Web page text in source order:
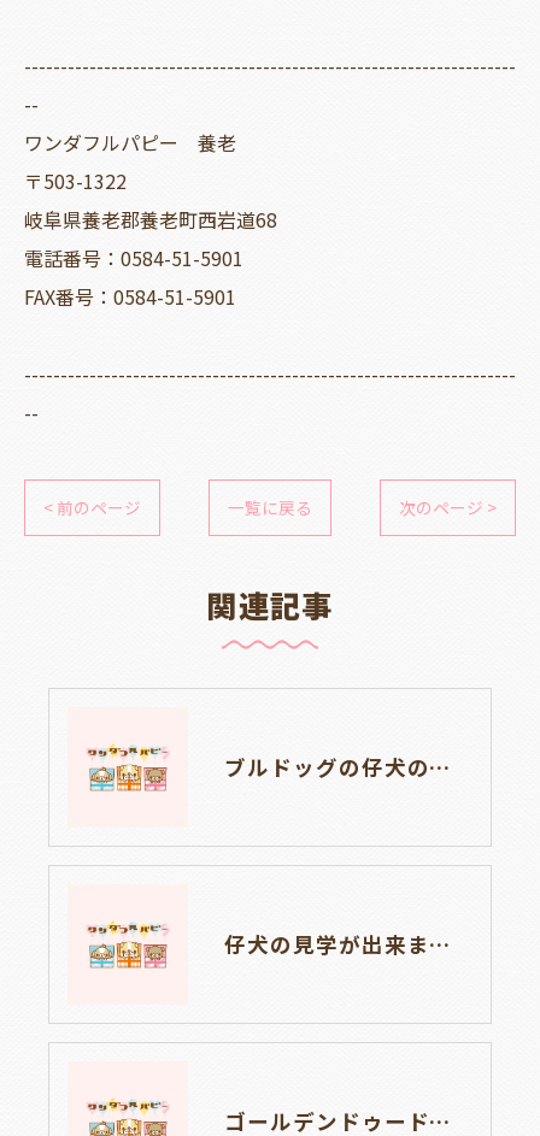
--------------------------------------------------------------------
--
ワンダフルパピー 養老
〒503-1322
岐阜県養老郡養老町西岩道68
電話番号：0584-51-5901
FAX番号：0584-51-5901
--------------------------------------------------------------------
--
< 前のページ 一覧に戻る 次のページ >
関連記事
ブルドッグの仔犬のお目目があきました👀💑🐶岐阜県養老町のブリーダーワンダフルパピーです。
仔犬の見学が出来ます🐶岐阜県養老町のブリーダーワンダフルパピーです。
ゴールデンドゥードルの仔犬の見学が出来ます🐶🐶🐶岐阜県養老町のブリーダーワンダフルパピーです。